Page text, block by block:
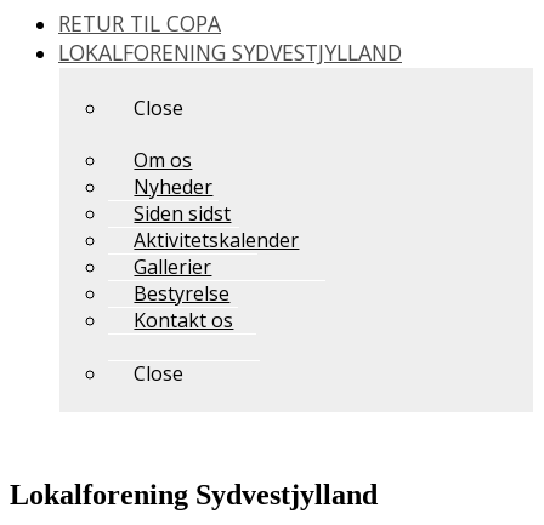
RETUR TIL COPA
LOKALFORENING SYDVESTJYLLAND
Close
Om os
Nyheder
Siden sidst
Aktivitetskalender
Gallerier
Bestyrelse
Kontakt os
Close
Lokalforening Sydvestjylland